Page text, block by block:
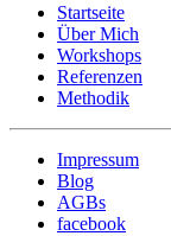
Startseite
Über Mich
Workshops
Referenzen
Methodik
Impressum
Blog
AGBs
facebook